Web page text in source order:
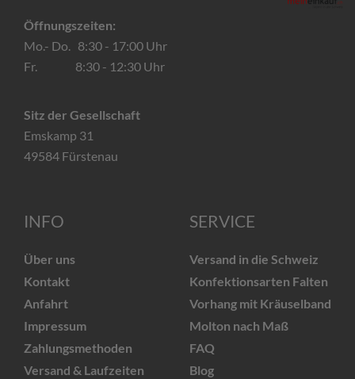
Öffnungszeiten:
Mo.- Do. 8:30 - 17:00 Uhr
Fr. 8:30 - 12:30 Uhr
Sitz der Gesellschaft
Emskamp 31
49584 Fürstenau
INFO
Über uns
Kontakt
Anfahrt
Impressum
Zahlungsmethoden
Versand & Laufzeiten
SERVICE
Versand in die Schweiz
Konfektionsarten Falten
Vorhang mit Kräuselband
Molton nach Maß
FAQ
Blog